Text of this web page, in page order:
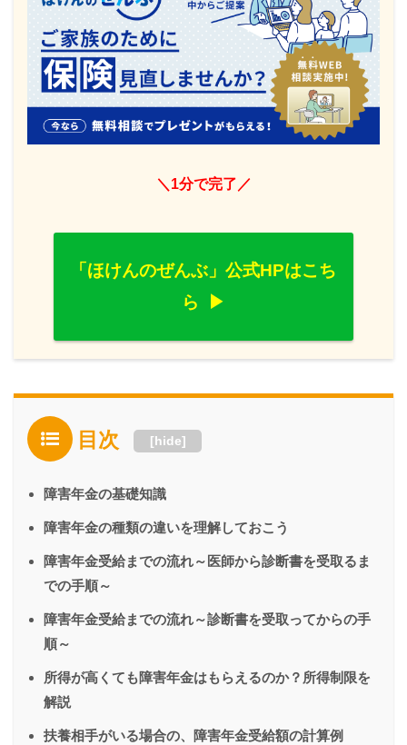
＼1分で完了／
「ほけんのぜんぶ」公式HPはこち
ら
目次 [hide]
障害年金の基礎知識
障害年金の種類の違いを理解しておこう
障害年金受給までの流れ～医師から診断書を受取るま
での手順～
障害年金受給までの流れ～診断書を受取ってからの手
順～
所得が高くても障害年金はもらえるのか？所得制限を
解説
扶養相手がいる場合の、障害年金受給額の計算例